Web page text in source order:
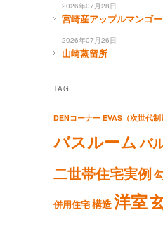
2026年07月28日
宮崎産アップルマンゴー
2026年07月26日
山崎蒸留所
TAG
DENコーナー EVAS（次世代制
バスルームバ
二世帯住宅実例
併用住宅構造洋室